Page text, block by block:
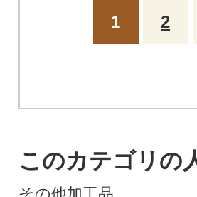
1 2
このカテゴリの